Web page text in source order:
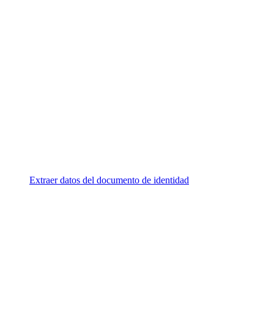
Extraer datos del documento de identidad